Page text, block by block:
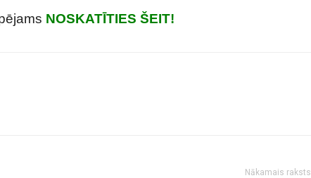
NOSKATĪTIES ŠEIT!
Nākamais raksts